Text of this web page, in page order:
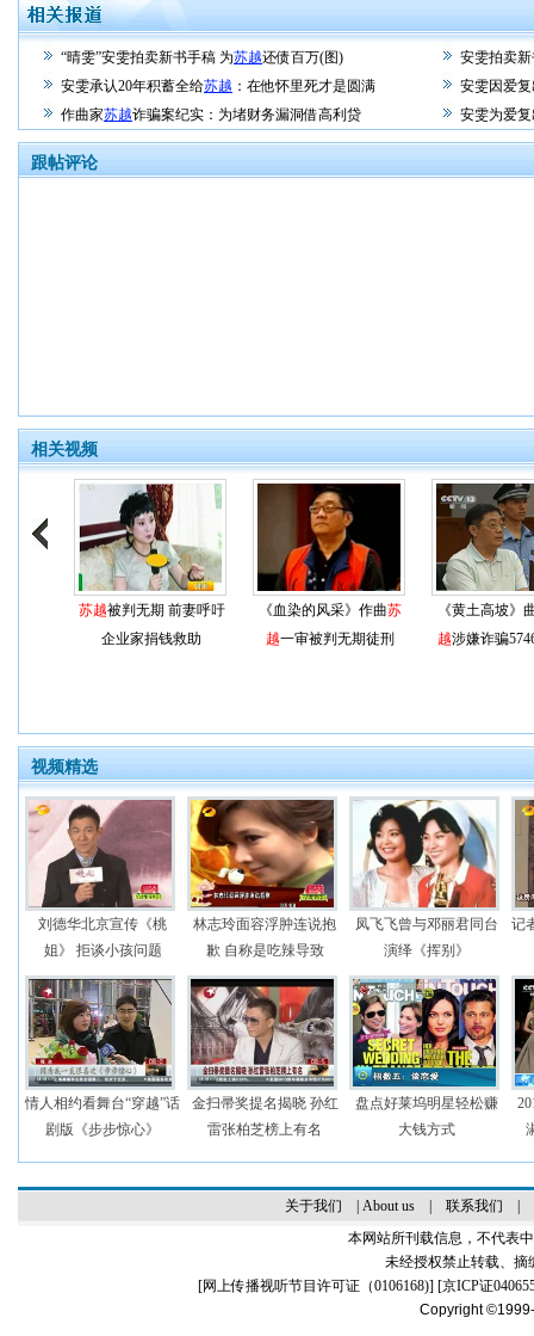
“晴雯”安雯拍卖新书手稿 为苏越还债百万(图)
安雯拍卖
安雯承认20年积蓄全给苏越 ：在他怀里死才是圆满
安雯因爱
作曲家苏越诈骗案纪实：为堵财务漏洞借高利贷 安雯为爱
跟帖评论
相关视频
苏越被判无期 前妻呼吁
企业家捐钱救助
《血染的风采》作曲苏
越一审被判无期徒刑
《黄土高坡》
越涉嫌诈骗
视频精选
刘德华北京宣传《桃
姐》 拒谈小孩问题
林志玲面容浮肿连说抱
歉 自称是吃辣导致
凤飞飞曾与邓丽君同台
演绎《挥别》
记
情人相约看舞台“穿越”话
剧版《步步惊心》
金扫帚奖提名揭晓 孙红
雷张柏芝榜上有名
盘点好莱坞明星轻松赚
大钱方式
关于我们 About us| 联系我们
本网站所刊载信息，不代表
未经授权禁止转载、摘
[网上传播视听节目许可证（0106168)] [京ICP证
Copyright